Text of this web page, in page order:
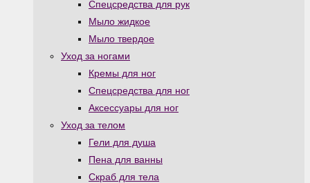
Спецсредства для рук
Мыло жидкое
Мыло твердое
Уход за ногами
Кремы для ног
Спецсредства для ног
Аксессуары для ног
Уход за телом
Гели для душа
Пена для ванны
Скраб для тела